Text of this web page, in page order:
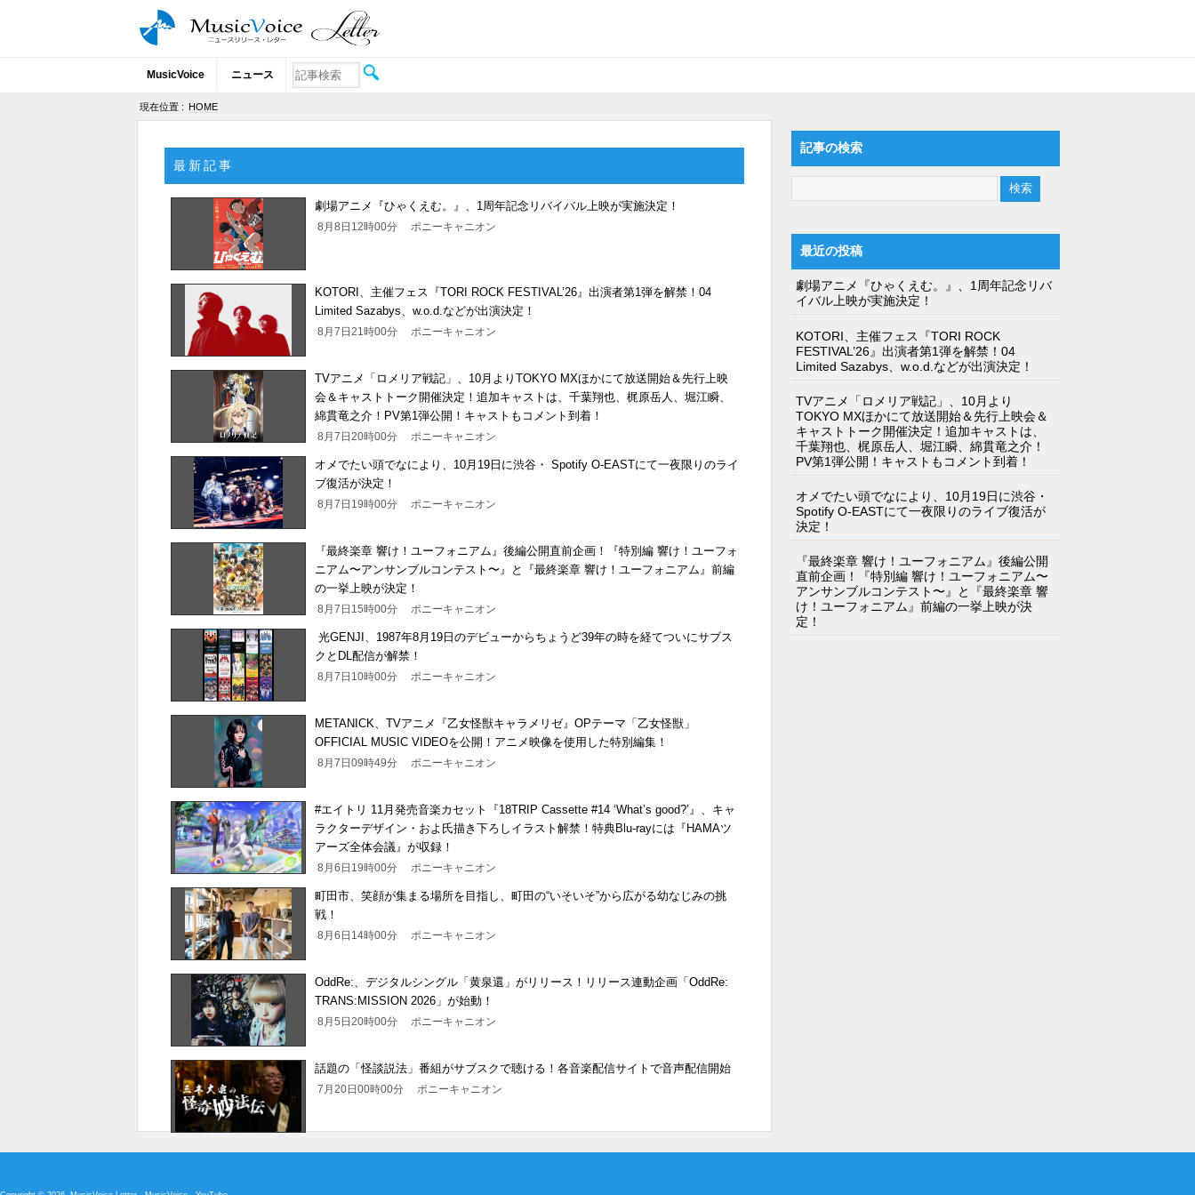
MusicVoice ニュース
現在位置 : HOME
最新記事
劇場アニメ『ひゃくえむ。』、1周年記念リバイバル上映が実施決定！
8月8日12時00分 ポニーキャニオン
KOTORI、主催フェス『TORI ROCK FESTIVAL’26』出演者第1弾を解禁！04
Limited Sazabys、w.o.d.などが出演決定！
8月7日21時00分 ポニーキャニオン
TVアニメ「ロメリア戦記」、10月よりTOKYO MXほかにて放送開始＆先行上映
会＆キャストトーク開催決定！追加キャストは、千葉翔也、梶原岳人、堀江瞬、
綿貫竜之介！PV第1弾公開！キャストもコメント到着！
8月7日20時00分 ポニーキャニオン
オメでたい頭でなにより、10月19日に渋谷・ Spotify O-EASTにて一夜限りのライ
ブ復活が決定！
8月7日19時00分 ポニーキャニオン
『最終楽章 響け！ユーフォニアム』後編公開直前企画！『特別編 響け！ユーフォ
ニアム〜アンサンブルコンテスト〜』と『最終楽章 響け！ユーフォニアム』前編
の一挙上映が決定！
8月7日15時00分 ポニーキャニオン
光GENJI、1987年8月19日のデビューからちょうど39年の時を経てついにサブス
クとDL配信が解禁！
8月7日10時00分 ポニーキャニオン
METANICK、TVアニメ『乙女怪獣キャラメリゼ』OPテーマ「乙女怪獣」
OFFICIAL MUSIC VIDEOを公開！アニメ映像を使用した特別編集！
8月7日09時49分 ポニーキャニオン
#エイトリ 11月発売音楽カセット『18TRIP Cassette #14 ‘What’s good?’』、キャ
ラクターデザイン・およ氏描き下ろしイラスト解禁！特典Blu-rayには『HAMAツ
アーズ全体会議』が収録！
8月6日19時00分 ポニーキャニオン
町田市、笑顔が集まる場所を目指し、町田の“いそいそ”から広がる幼なじみの挑
戦！
8月6日14時00分 ポニーキャニオン
OddRe:、デジタルシングル「黄泉還」がリリース！リリース連動企画「OddRe:
TRANS:MISSION 2026」が始動！
8月5日20時00分 ポニーキャニオン
話題の「怪談説法」番組がサブスクで聴ける！各音楽配信サイトで音声配信開始
7月20日00時00分 ポニーキャニオン
記事の検索
最近の投稿
劇場アニメ『ひゃくえむ。』、1周年記念リバ
イバル上映が実施決定！
KOTORI、主催フェス『TORI ROCK
FESTIVAL’26』出演者第1弾を解禁！04
Limited Sazabys、w.o.d.などが出演決定！
TVアニメ「ロメリア戦記」、10月より
TOKYO MXほかにて放送開始＆先行上映会＆
キャストトーク開催決定！追加キャストは、
千葉翔也、梶原岳人、堀江瞬、綿貫竜之介！
PV第1弾公開！キャストもコメント到着！
オメでたい頭でなにより、10月19日に渋谷・
Spotify O-EASTにて一夜限りのライブ復活が
決定！
『最終楽章 響け！ユーフォニアム』後編公開
直前企画！『特別編 響け！ユーフォニアム〜
アンサンブルコンテスト〜』と『最終楽章 響
け！ユーフォニアム』前編の一挙上映が決
定！